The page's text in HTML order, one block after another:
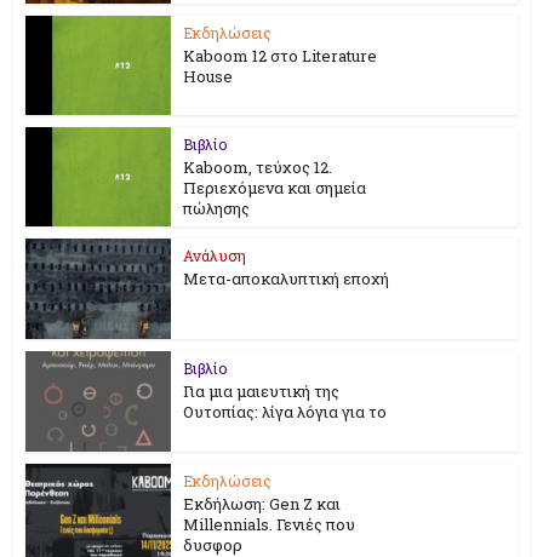
Εκδηλώσεις
Kaboom 12 στο Literature
House
Βιβλίο
Kaboom, τεύχος 12.
Περιεχόμενα και σημεία
πώλησης
Ανάλυση
Μετα-αποκαλυπτική εποχή
Βιβλίο
Για μια μαιευτική της
Ουτοπίας: λίγα λόγια για το
Εκδηλώσεις
Εκδήλωση: Gen Z και
Millennials. Γενιές που
δυσφορ